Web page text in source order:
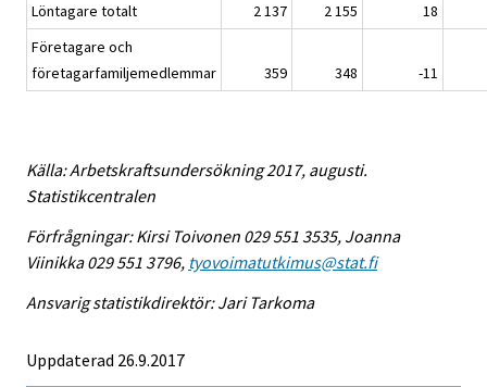
Löntagare totalt
2 137 2 155
18
Företagare och
företagarfamiljemedlemmar
359 348 -11
Källa: Arbetskraftsundersökning 2017, augusti.
Statistikcentralen
Förfrågningar: Kirsi Toivonen 029 551 3535, Joanna
Viinikka 029 551 3796, tyovoimatutkimus@stat.fi
Ansvarig statistikdirektör: Jari Tarkoma
Uppdaterad 26.9.2017